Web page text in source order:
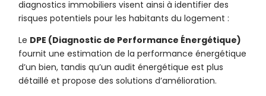
diagnostics immobiliers visent ainsi à identifier des
risques potentiels pour les habitants du logement :
Le DPE (Diagnostic de Performance Énergétique)
fournit une estimation de la performance énergétique
d’un bien, tandis qu’un audit énergétique est plus
détaillé et propose des solutions d’amélioration.